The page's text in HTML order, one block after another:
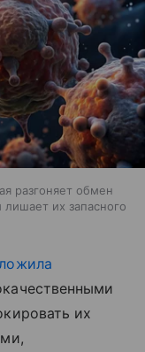
разгоняет обмен
их запасного
их